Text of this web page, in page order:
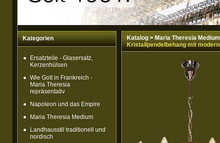
Kategorien
Ersatzteile - Glasersatz,
Kerzenhülsen
Wie Gott in Frankreich -
Maria Theresia
repräsentativ
Napoleon und das Empire
Maria Theresia Medium
Landhausstil traditionell und
nordisch
Katalog > Maria Theresia Medium
Kristallpendelbehang mit